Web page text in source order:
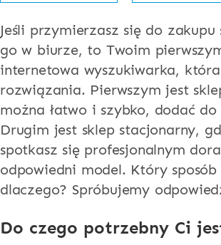
Jeśli przymierzasz się do
go w biurze, to Twoim
internetowa wyszukiwarka,
rozwiązania. Pierwszym jest
można łatwo i szybko, dodać
Drugim jest sklep stacjonarny,
spotkasz się profesjonalnym
odpowiedni model. Który
dlaczego? Spróbujemy
Do czego potrzebny Ci